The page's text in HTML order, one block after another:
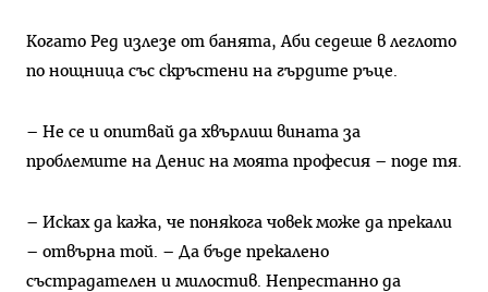
Когато Ред излезе от банята, Аби седеше в леглото
по нощница със скръстени на гърдите ръце.
– Не се и опитвай да хвърлиш вината за
проблемите на Денис на моята професия – поде тя.
– Исках да кажа, че понякога човек може да прекали
– отвърна той. – Да бъде прекалено
състрадателен и милостив. Непрестанно да